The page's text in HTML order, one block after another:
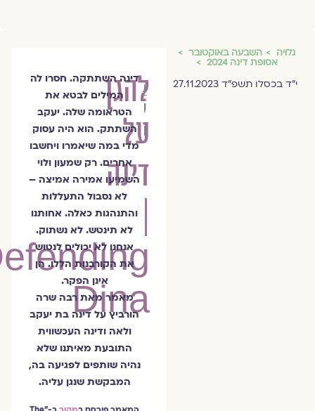
גלויה השבעה באוקטובר
אסופת דינה 2024
י״ד בכסלו תשפ״ד 27.11.2023
להגן
על
דינה
Dina
רַבָּה
שרה
הורביץ
דינה השתתקה. חסרו לה
המילים לבטא את
הטראומה שלה. יעקב
השתתק. הוא היה עסוק
מדי במה שיאמרו ויחשבו
אחרים. רק שמעון ולוי
השמיעו אמירה אמיצה –
לא נסבול התעללות
והתנהגות כאלה. אחותנו
לא תינטש. לא נשתוק.
אנחנו לא יכולים לנטוש
את הקורבנות הללו. הן
אינן הפקר.
מאמר מאת רבה שרה
הורביץ על דינה בת יעקב
ולאה ודינה העכשווית
התובעת מאיתנו שלא
נהיה שותפים לפגיעה בה,
המבקשת שנגן עליה.